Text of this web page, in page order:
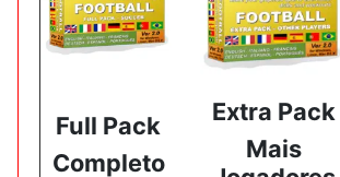
Full Pack
Completo
Extra Pack
Mais